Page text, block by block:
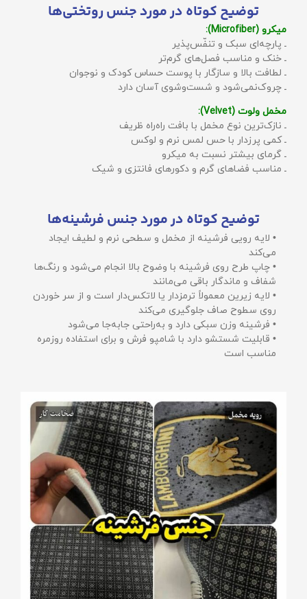
توضیح کوتاه در مورد جنس روتختی‌ها
میکرو (Microfiber):
ـ پارچه‌ای سبک و تنفّس‌پذیر
ـ خنک و مناسب فصل‌های گرم‌تر
ـ لطافت بالا و سازگار با پوست حساس کودک و نوجوان
ـ چروک‌نمی‌شود و شست‌وشوی آسان دارد
مخمل ولوت (Velvet):
ـ نازک‌ترین نوع مخمل با بافت راه‌راه ظریف
ـ کمی پرزدار با حس لمس نرم و لوکس
ـ گرمای بیشتر نسبت به میکرو
ـ مناسب فضاهای گرم و دکورهای فانتزی و شیک
توضیح کوتاه در مورد جنس فرشینه‌ها
• لایه رویی فرشینه از مخمل و سطحی نرم و لطیف ایجاد
می‌کند
• چاپ طرح روی فرشینه با وضوح بالا انجام می‌شود و رنگ‌ها
شفاف و ماندگار باقی می‌مانند
• لایه زیرین معمولاً ترمزدار یا لاتکس‌دار است و از سر خوردن
روی سطوح صاف جلوگیری می‌کند
• فرشینه وزن سبکی دارد و به‌راحتی جابه‌جا می‌شود
• قابلیت شستشو دارد با شامپو فرش و برای استفاده روزمره
مناسب است